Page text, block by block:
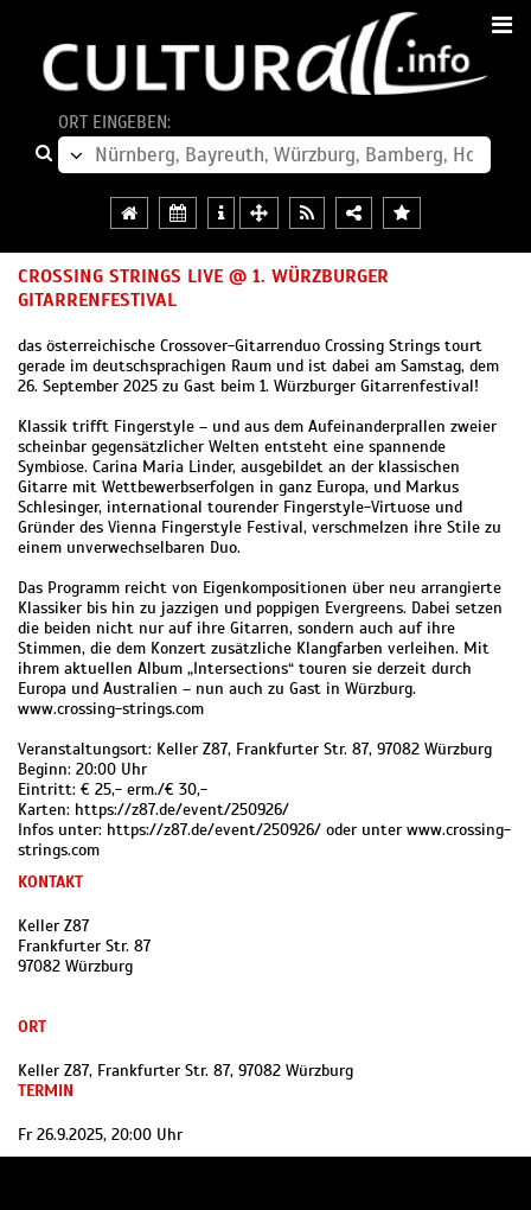
ORT EINGEBEN:
CROSSING STRINGS LIVE @ 1. WÜRZBURGER
GITARRENFESTIVAL
das österreichische Crossover-Gitarrenduo Crossing Strings tourt
gerade im deutschsprachigen Raum und ist dabei am Samstag, dem
26. September 2025 zu Gast beim 1. Würzburger Gitarrenfestival!
Klassik trifft Fingerstyle – und aus dem Aufeinanderprallen zweier
scheinbar gegensätzlicher Welten entsteht eine spannende
Symbiose. Carina Maria Linder, ausgebildet an der klassischen
Gitarre mit Wettbewerbserfolgen in ganz Europa, und Markus
Schlesinger, international tourender Fingerstyle-Virtuose und
Gründer des Vienna Fingerstyle Festival, verschmelzen ihre Stile zu
einem unverwechselbaren Duo.
Das Programm reicht von Eigenkompositionen über neu arrangierte
Klassiker bis hin zu jazzigen und poppigen Evergreens. Dabei setzen
die beiden nicht nur auf ihre Gitarren, sondern auch auf ihre
Stimmen, die dem Konzert zusätzliche Klangfarben verleihen. Mit
ihrem aktuellen Album „Intersections“ touren sie derzeit durch
Europa und Australien – nun auch zu Gast in Würzburg.
www.crossing-strings.com
Veranstaltungsort: Keller Z87, Frankfurter Str. 87, 97082 Würzburg
Beginn: 20:00 Uhr
Eintritt: € 25,- erm./€ 30,-
Karten: https://z87.de/event/250926/
Infos unter: https://z87.de/event/250926/ oder unter www.crossing-
strings.com
KONTAKT
Keller Z87
Frankfurter Str. 87
97082 Würzburg
ORT
Keller Z87, Frankfurter Str. 87, 97082 Würzburg
TERMIN
Fr 26.9.2025, 20:00 Uhr